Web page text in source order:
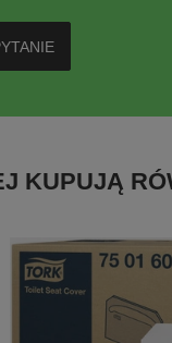
KUPUJĄ